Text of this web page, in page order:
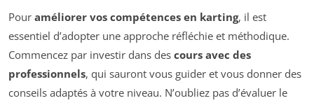
Pour améliorer vos compétences en karting, il est
essentiel d’adopter une approche réfléchie et méthodique.
Commencez par investir dans des cours avec des
professionnels, qui sauront vous guider et vous donner des
conseils adaptés à votre niveau. N’oubliez pas d’évaluer le